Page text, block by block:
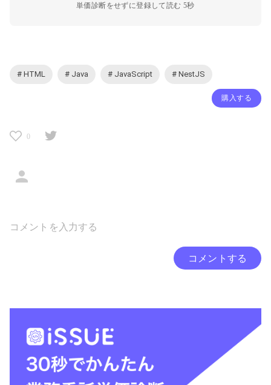
単価診断をせずに登録して読む 5秒
# HTML # Java # JavaScript # NestJS
購入する
0
コメントする